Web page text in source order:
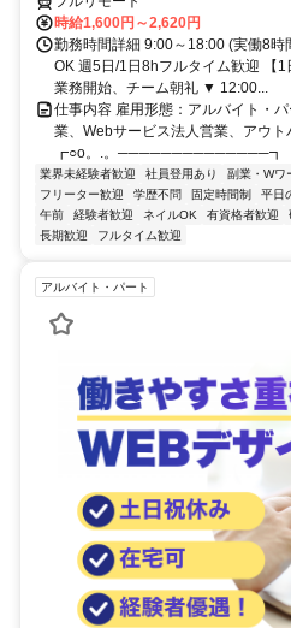
時給1,600円～2,620円
勤務時間詳細 9:00～18:00 (実働8時
OK 週5日/1日8hフルタイム歓迎 【
業務開始、チーム朝礼 ▼ 12:00...
仕事内容 雇用形態：アルバイト・
業、Webサービス法人営業、アウ
┏○o。.。──────────────┓ ＜
業界未経験者歓迎 社員登用あり 副業・Wワ
フリーター歓迎
学歴不問 固定時間制 平日
午前
経験者歓迎 ネイルOK 有資格者歓迎
長期歓迎
フルタイム歓迎
アルバイト・パート